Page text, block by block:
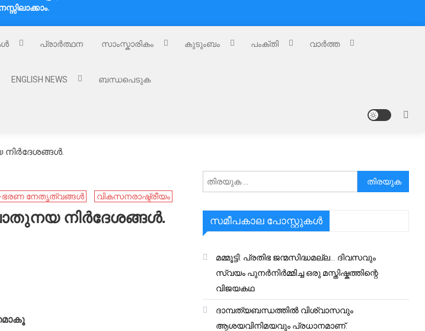
പ്രാർത്ഥന സാംസ്കാരികം കുടുംബം പംക്തി വാർത്ത
ENGLISH NEWS ബന്ധപെടുക
ഭരണ നേതൃത്വങ്ങൾ വികസനരാഷ്ട്രീയം
നിർദേശങ്ങൾ.
അനേഷിക്കുക
സമീപകാല പോസ്റ്റുകൾ
മമ്മൂട്ടി: പ്രതിഭ ജന്മസിദ്ധമല്ല… ദിവസവും
സ്വയം പുനർനിർമ്മിച്ച ഒരു മസ്തിഷ്കത്തിന്റെ
വിജയകഥ
ദാമ്പത്യബന്ധത്തിൽ വിശ്വാസവും
ആശയവിനിമയവും പ്രധാനമാണ്.